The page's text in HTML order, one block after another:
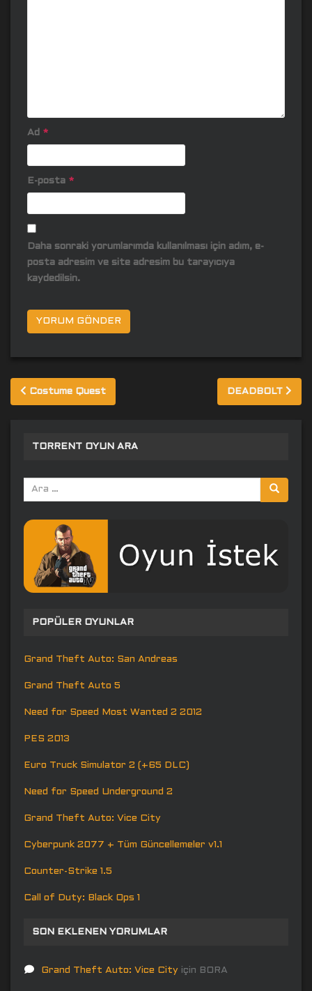
Ad *
E-posta *
Daha sonraki yorumlarımda kullanılması için adım, e-
posta adresim ve site adresim bu tarayıcıya
kaydedilsin.
Yazı
gezinmesi
Costume Quest DEADBOLT
TORRENT OYUN ARA
Arama
yap:
POPÜLER OYUNLAR
Grand Theft Auto: San Andreas
Grand Theft Auto 5
Need for Speed Most Wanted 2 2012
PES 2013
Euro Truck Simulator 2 (+65 DLC)
Need for Speed Underground 2
Grand Theft Auto: Vice City
Cyberpunk 2077 + Tüm Güncellemeler v1.1
Counter-Strike 1.5
Call of Duty: Black Ops 1
SON EKLENEN YORUMLAR
Grand Theft Auto: Vice City için BORA